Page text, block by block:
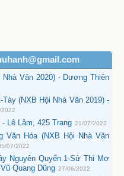
Văn 2020) - Dương Thiên
(NXB Hội Nhà Văn 2019) -
Lê Lâm, 425 Trang 21/07/2022
Văn Hóa (NXB Hội Nhà Văn
07/2022
Nguyên Quyển 1-Sử Thi Mơ
Quang Dũng 27/06/2022